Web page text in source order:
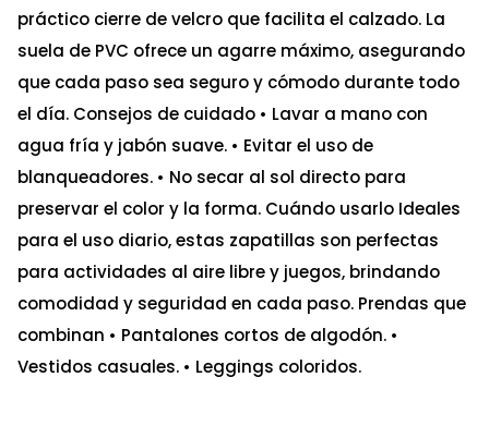
práctico cierre de velcro que facilita el calzado. La
suela de PVC ofrece un agarre máximo, asegurando
que cada paso sea seguro y cómodo durante todo
el día. Consejos de cuidado • Lavar a mano con
agua fría y jabón suave. • Evitar el uso de
blanqueadores. • No secar al sol directo para
preservar el color y la forma. Cuándo usarlo Ideales
para el uso diario, estas zapatillas son perfectas
para actividades al aire libre y juegos, brindando
comodidad y seguridad en cada paso. Prendas que
combinan • Pantalones cortos de algodón. •
Vestidos casuales. • Leggings coloridos.